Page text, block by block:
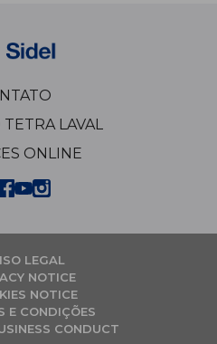
LAVAL
ONLINE
LEGAL
NOTICE
NOTICE
E CONDIÇÕES
CONDUCT